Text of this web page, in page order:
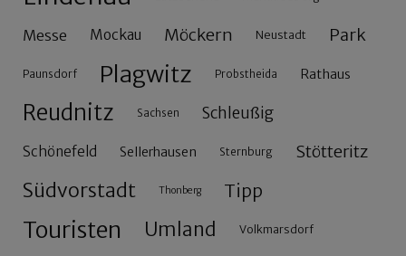
Messe Mockau Möckern Neustadt Park
Paunsdorf Plagwitz Probstheida Rathaus
Reudnitz Sachsen Schleußig
Schönefeld Sellerhausen Sternburg Stötteritz
Südvorstadt Thonberg Tipp
Touristen Umland Volkmarsdorf